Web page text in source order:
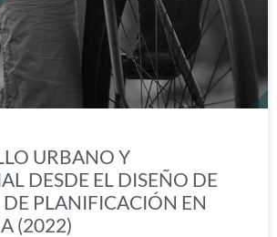
URBANO Y
DESDE EL DISEÑO DE
DE PLANIFICACIÓN EN
(2022)